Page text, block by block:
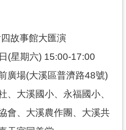
故事館大匯演
(星期六) 15:00-17:00
廣場(大溪區普濟路48號)
、大溪國小、永福國小、
會、大溪農作團、大溪共